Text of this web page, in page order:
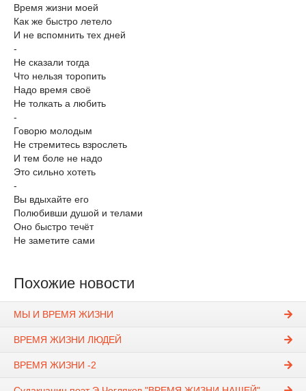
Время жизни моей
Как же быстро летело
И не вспомнить тех дней
-
Не сказали тогда
Что нельзя торопить
Надо время своё
Не толкать а любить
-
Говорю молодым
Не стремитесь взрослеть
И тем боле не надо
Это сильно хотеть
-
Вы вдыхайте его
Полюбивши душой и телами
Оно быстро течёт
Не заметите сами
Похожие новости
МЫ И ВРЕМЯ ЖИЗНИ
ВРЕМЯ ЖИЗНИ ЛЮДЕЙ
ВРЕМЯ ЖИЗНИ -2